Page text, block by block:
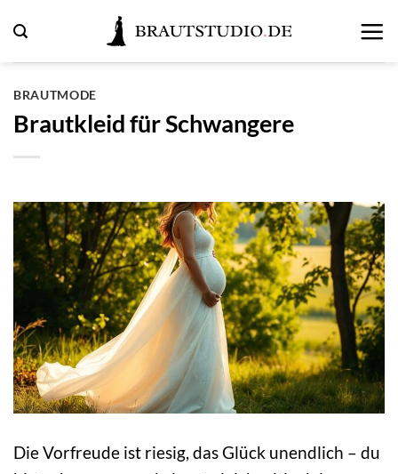
Inhalt
springen
BRAUTMODE
Brautkleid für Schwangere
Die Vorfreude ist riesig, das Glück unendlich – du